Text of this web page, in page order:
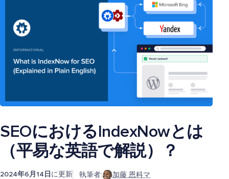
SEOにおけるIndexNowとは
（平易な英語で解説）？
2024年6月14日 に更新 執筆者:
加藤 恩科マ